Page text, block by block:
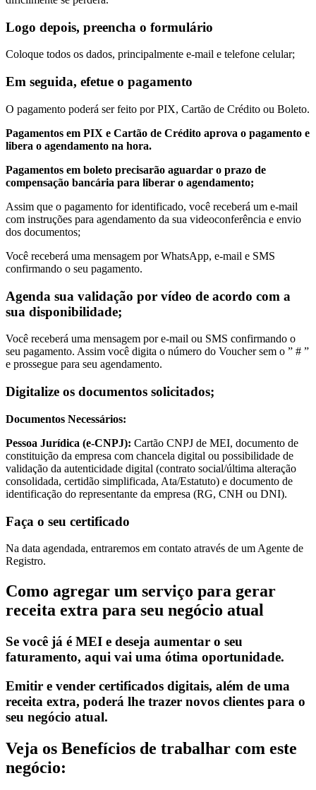
Logo depois, preencha o formulário
Coloque todos os dados, principalmente e-mail e telefone celular;
Em seguida, efetue o pagamento
O pagamento poderá ser feito por PIX, Cartão de Crédito ou Boleto.
Pagamentos em PIX e Cartão de Crédito aprova o pagamento e
libera o agendamento na hora.
Pagamentos em boleto precisarão aguardar o prazo de
compensação bancária para liberar o agendamento;
Assim que o pagamento for identificado, você receberá um e-mail
com instruções para agendamento da sua videoconferência e envio
dos documentos;
Você receberá uma mensagem por WhatsApp, e-mail e SMS
confirmando o seu pagamento.
Agenda sua validação por vídeo de acordo com a
sua disponibilidade;
Você receberá uma mensagem por e-mail ou SMS confirmando o
seu pagamento. Assim você digita o número do Voucher sem o ” # ”
e prossegue para seu agendamento.
Digitalize os documentos solicitados;
Documentos Necessários:
Pessoa Jurídica (e-CNPJ): Cartão CNPJ de MEI, documento de
constituição da empresa com chancela digital ou possibilidade de
validação da autenticidade digital (contrato social/última alteração
consolidada, certidão simplificada, Ata/Estatuto) e documento de
identificação do representante da empresa (RG, CNH ou DNI).
Faça o seu certificado
Na data agendada, entraremos em contato através de um Agente de
Registro.
Como agregar um serviço para gerar
receita extra para seu negócio atual
Se você já é MEI e deseja aumentar o seu
faturamento, aqui vai uma ótima oportunidade.
Emitir e vender certificados digitais, além de uma
receita extra, poderá lhe trazer novos clientes para o
seu negócio atual.
Veja os Benefícios de trabalhar com este
negócio: